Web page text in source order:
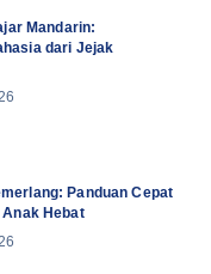
Mandarin:
dari Jejak
Panduan Cepat
Hebat